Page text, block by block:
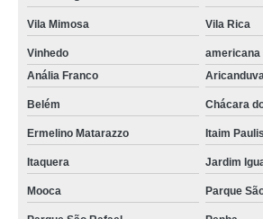
curvamento de tubos industrial Bauru
curvamento de tubo para industria Brooklin
curvamento de tubo de aço Presidente Prudente
curvamento de tubos a quente Santa Cecília
cotação de curvamento de tubos para industria
Vila Mimosa Vila Rica
Vinhedo
americana
Anália Franco
Belém Chácara
Ermelino Matarazzo Itaim
Itaquera Jardim
Mooca Parque